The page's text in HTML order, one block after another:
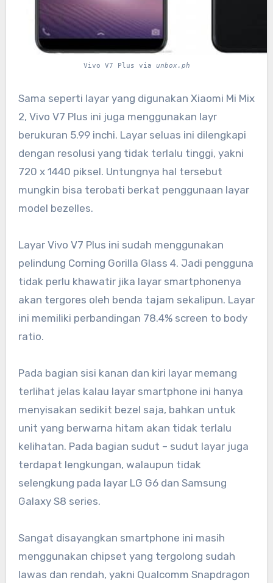
Vivo V7 Plus via unbox.ph
Sama seperti layar yang digunakan Xiaomi Mi Mix
2, Vivo V7 Plus ini juga menggunakan layr
berukuran 5.99 inchi. Layar seluas ini dilengkapi
dengan resolusi yang tidak terlalu tinggi, yakni
720 x 1440 piksel. Untungnya hal tersebut
mungkin bisa terobati berkat penggunaan layar
model bezelles.
Layar Vivo V7 Plus ini sudah menggunakan
pelindung Corning Gorilla Glass 4. Jadi pengguna
tidak perlu khawatir jika layar smartphonenya
akan tergores oleh benda tajam sekalipun. Layar
ini memiliki perbandingan 78.4% screen to body
ratio.
Pada bagian sisi kanan dan kiri layar memang
terlihat jelas kalau layar smartphone ini hanya
menyisakan sedikit bezel saja, bahkan untuk
unit yang berwarna hitam akan tidak terlalu
kelihatan. Pada bagian sudut – sudut layar juga
terdapat lengkungan, walaupun tidak
selengkung pada layar LG G6 dan Samsung
Galaxy S8 series.
Sangat disayangkan smartphone ini masih
menggunakan chipset yang tergolong sudah
lawas dan rendah, yakni Qualcomm Snapdragon